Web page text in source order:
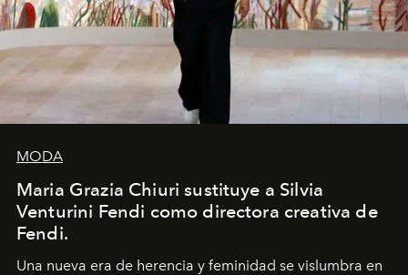
MODA
Maria Grazia Chiuri sustituye a Silvia
Venturini Fendi como directora creativa de
Fendi.
Una nueva era de herencia y feminidad se vislumbra en